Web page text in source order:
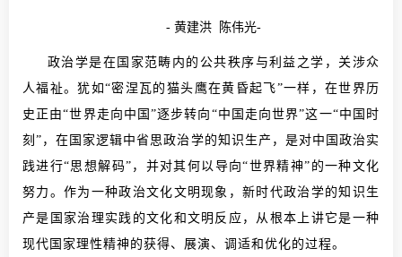
- 黄建洪 陈伟光-
政治学是在国家范畴内的公共秩序与利益之学，关涉众
人福祉。犹如“密涅瓦的猫头鹰在黄昏起飞”一样，在世界历
史正由“世界走向中国”逐步转向“中国走向世界”这一“中国时
刻”，在国家逻辑中省思政治学的知识生产，是对中国政治实
践进行“思想解码”，并对其何以导向“世界精神”的一种文化
努力。作为一种政治文化文明现象，新时代政治学的知识生
产是国家治理实践的文化和文明反应，从根本上讲它是一种
现代国家理性精神的获得、展演、调适和优化的过程。